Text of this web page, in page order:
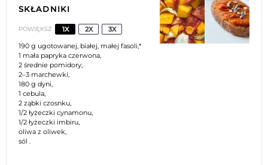
SKŁADNIKI
POWIĘKSZ 1X 2X
3X
190 g ugotowanej, białej, małej fasoli,*
1 mała papryka czerwona,
2 średnie pomidory,
2–3 marchewki,
180 g dyni,
1 cebula,
2 ząbki czosnku,
1/2 łyżeczki cynamonu,
1/2 łyżeczki imbiru,
oliwa z oliwek,
sól .